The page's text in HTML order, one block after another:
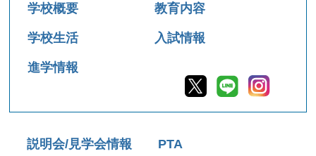
学校概要 教育内容
学校生活 入試情報
進学情報
説明会/見学会情報 PTA